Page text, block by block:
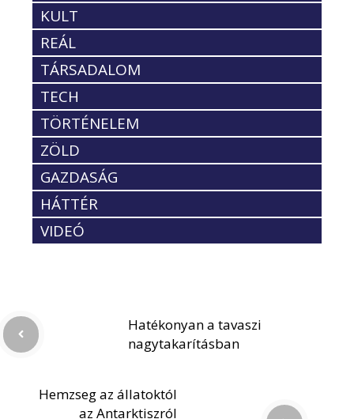
KULT
REÁL
TÁRSADALOM
TECH
TÖRTÉNELEM
ZÖLD
GAZDASÁG
HÁTTÉR
VIDEÓ
Hatékonyan a tavaszi
nagytakarításban
Hemzseg az állatoktól
az Antarktiszról